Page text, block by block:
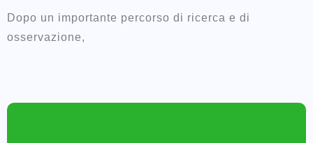
Dopo un importante percorso di ricerca e di
osservazione,